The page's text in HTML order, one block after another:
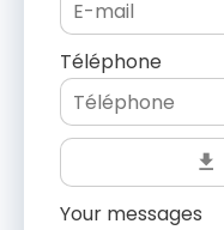
Téléphone
Your messages